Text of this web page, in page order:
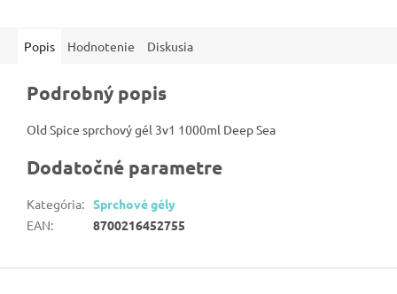
Popis Hodnotenie Diskusia
Podrobný popis
Old Spice sprchový gél 3v1 1000ml Deep Sea
Dodatočné parametre
Kategória: Sprchové gély
EAN: 8700216452755
Z